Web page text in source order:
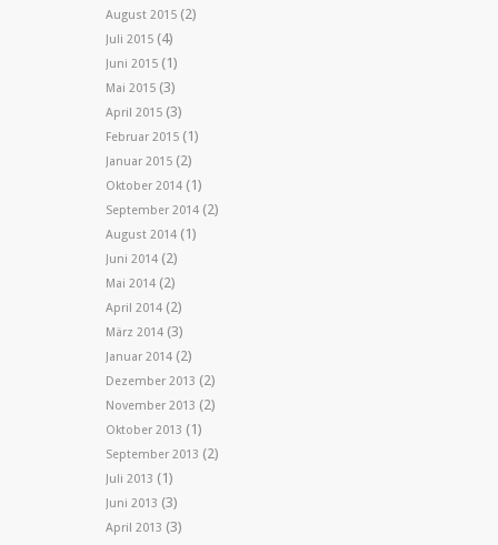
August 2015 (2)
Juli 2015 (4)
Juni 2015 (1)
Mai 2015 (3)
April 2015 (3)
Februar 2015 (1)
Januar 2015 (2)
Oktober 2014 (1)
September 2014 (2)
August 2014 (1)
Juni 2014 (2)
Mai 2014 (2)
April 2014 (2)
März 2014 (3)
Januar 2014 (2)
Dezember 2013 (2)
November 2013 (2)
Oktober 2013 (1)
September 2013 (2)
Juli 2013 (1)
Juni 2013 (3)
April 2013 (3)